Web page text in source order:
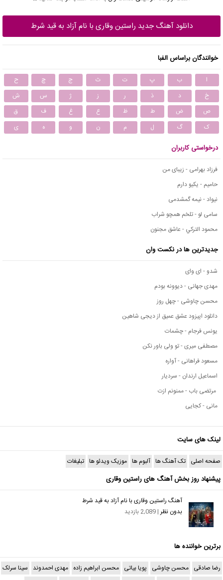
دانلود آهنگ جدید راستین وقاری با نام آزاد به قید شرط
خوانندگان براساس الفبا
ا ب پ ت ث ج چ
ح
خ
د ذ ر ز ژ س
ش
ص
ض ط ظ ع غ ف
ق
ک
گ ل م ن و ه ی
درخواستی کاربران
فرزاد بهرامی - زیبای من
حامیم - یکیو دارم
نیواد - نیمه گمشدمی
سامی لو - تلخم همچو شراب
محمود التركي - عاشق مجنون
جدیدترین ها در نکست وان
شدو - ای وای
مهدی جهانی - دیوونه بودم
محسن چاوشی - چهل روز
دانلود اپیزود عشق عمیق از دیجی شاهین
یونس فرجام - چشمات
مصطفی میری - تو ولی باور نکن
مسعود فراهانی - آواره
اسماعیل ارندان - سردیار
مرتضی باب - ممنونم ازت
مانی - کجایی
لینک های سایت
صفحه اصلی تک آهنگ ها آلبوم ها موزیک ویدئو ها تبلیغات
پیشنهاد روز بخش آهنگ های راستین وقاری
آهنگ راستین وقاری با نام آزاد به قید شرط
بدون نظر | 2,089 بازدید
برترین خواننده ها
رضا صادقی محسن چاوشی پویا بیاتی محسن ابراهیم زاده مهدی احمدوند سینا سرلک